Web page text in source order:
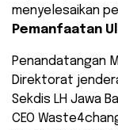
menyelesaikan
Pemanfaatan
Penandatangan
Direktorat
Sekdis LH Jawa
CEO